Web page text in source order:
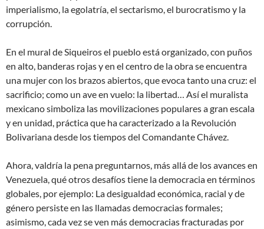
imperialismo, la egolatría, el sectarismo, el burocratismo y la
corrupción.
En el mural de Siqueiros el pueblo está organizado, con puños
en alto, banderas rojas y en el centro de la obra se encuentra
una mujer con los brazos abiertos, que evoca tanto una cruz: el
sacrificio; como un ave en vuelo: la libertad… Así el muralista
mexicano simboliza las movilizaciones populares a gran escala
y en unidad, práctica que ha caracterizado a la Revolución
Bolivariana desde los tiempos del Comandante Chávez.
Ahora, valdría la pena preguntarnos, más allá de los avances en
Venezuela, qué otros desafíos tiene la democracia en términos
globales, por ejemplo: La desigualdad económica, racial y de
género persiste en las llamadas democracias formales;
asimismo, cada vez se ven más democracias fracturadas por